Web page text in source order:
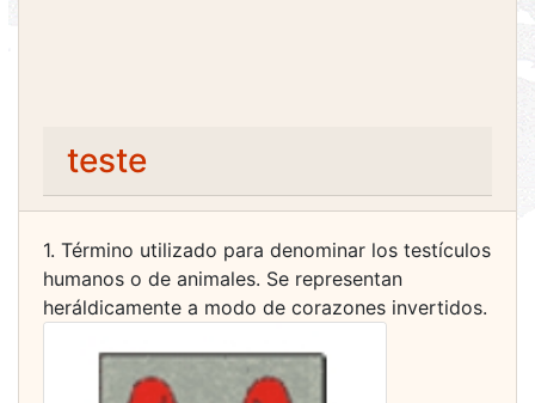
teste
1. Término utilizado para denominar los testículos
humanos o de animales. Se representan
heráldicamente a modo de corazones invertidos.